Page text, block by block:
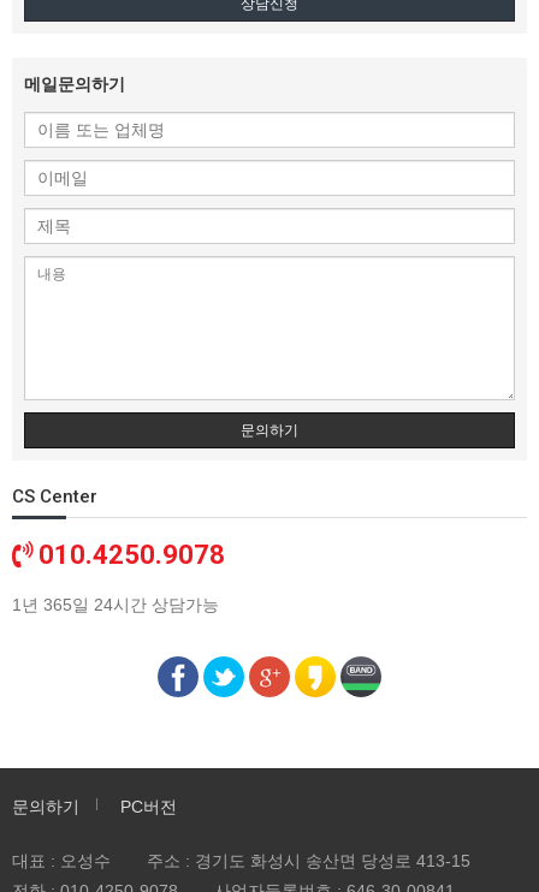
상담신청
메일문의하기
문의하기
CS Center
010.4250.9078
1년 365일 24시간 상담가능
문의하기 PC버전
대표 : 오성수
주소 : 경기도 화성시 송산면 당성로 413-15